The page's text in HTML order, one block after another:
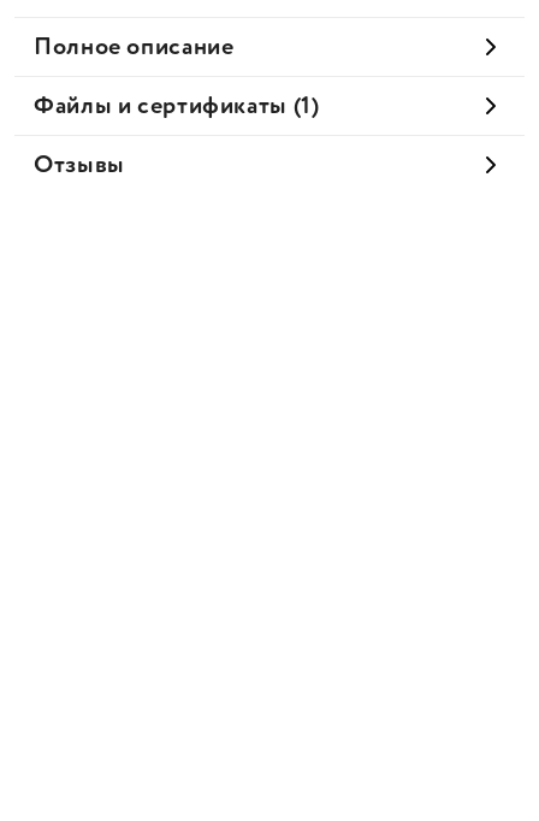
Полное описание
Файлы и сертификаты (1)
Отзывы